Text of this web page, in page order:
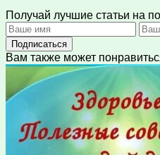
Получай лучшие статьи на
Подписаться
Вам также может